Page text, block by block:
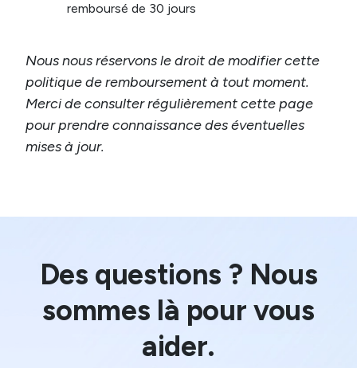
remboursé de 30 jours
Nous nous réservons le droit de modifier cette
politique de remboursement à tout moment.
Merci de consulter régulièrement cette page
pour prendre connaissance des éventuelles
mises à jour.
Des questions ? Nous
sommes là pour vous
aider.